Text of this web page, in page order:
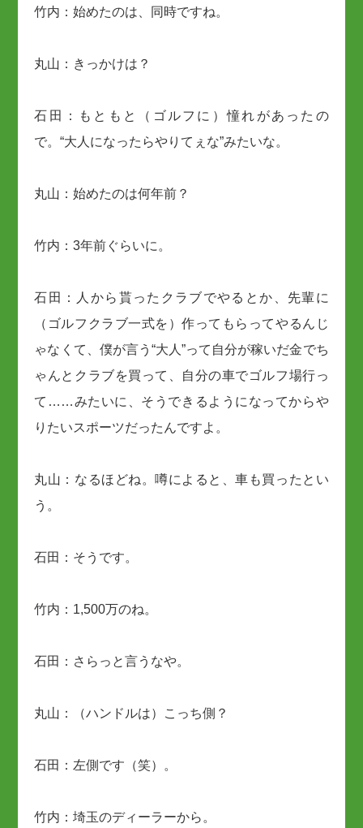
竹内：始めたのは、同時ですね。
丸山：きっかけは？
石田：もともと（ゴルフに）憧れがあったの
で。“大人になったらやりてぇな”みたいな。
丸山：始めたのは何年前？
竹内：3年前ぐらいに。
石田：人から貰ったクラブでやるとか、先輩に
（ゴルフクラブ一式を）作ってもらってやるんじ
ゃなくて、僕が言う“大人”って自分が稼いだ金でち
ゃんとクラブを買って、自分の車でゴルフ場行っ
て……みたいに、そうできるようになってからや
りたいスポーツだったんですよ。
丸山：なるほどね。噂によると、車も買ったとい
う。
石田：そうです。
竹内：1,500万のね。
石田：さらっと言うなや。
丸山：（ハンドルは）こっち側？
石田：左側です（笑）。
竹内：埼玉のディーラーから。